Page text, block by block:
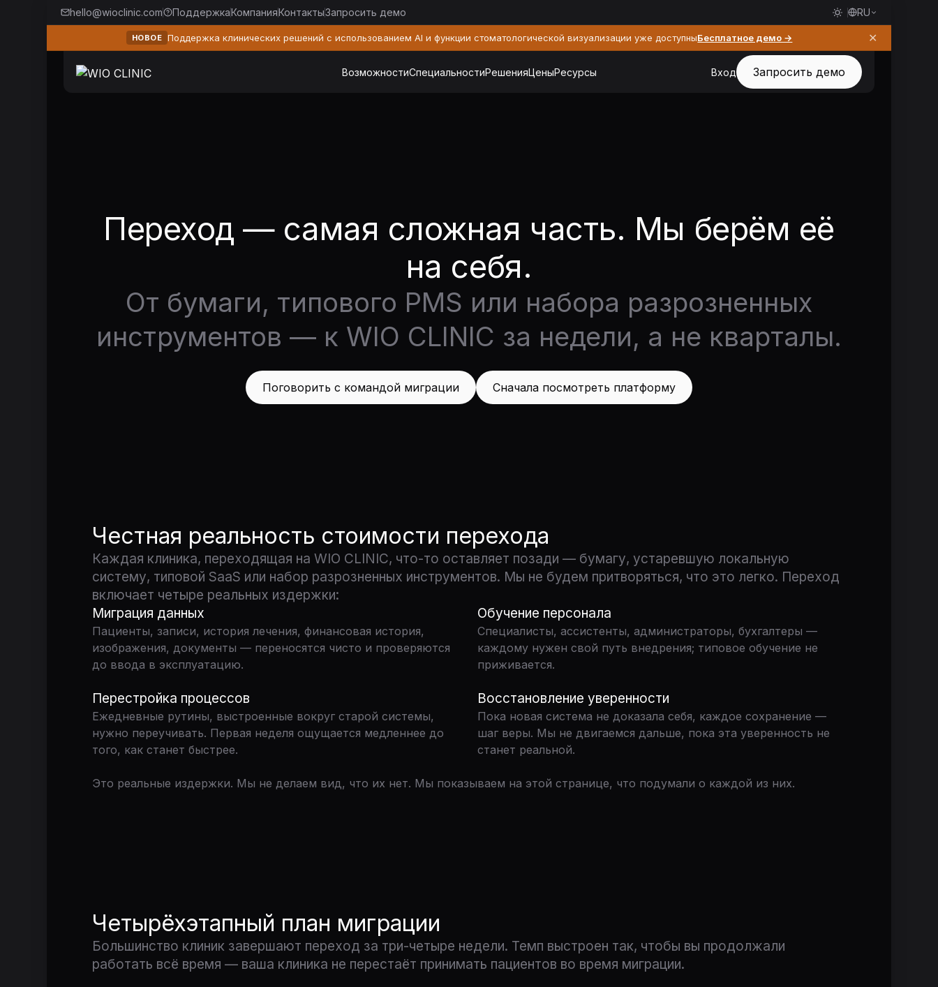
hello@wioclinic.com ПоддержкаКомпанияКонтактыЗапросить демо RU
НОВОЕ Поддержка клинических решений с использованием AI и функции стоматологической визуализации уже доступныБесплатное демо → ✕
ВозможностиСпециальностиРешенияЦеныРесурсы Вход Запросить демо
Переход — самая сложная часть. Мы берём её
на себя.
От бумаги, типового PMS или набора разрозненных
инструментов — к WIO CLINIC за недели, а не кварталы.
Поговорить с командой миграции Сначала посмотреть платформу
Честная реальность стоимости перехода
Каждая клиника, переходящая на WIO CLINIC, что-то оставляет позади — бумагу, устаревшую локальную
систему, типовой SaaS или набор разрозненных инструментов. Мы не будем притворяться, что это легко. Переход
включает четыре реальных издержки:
Миграция данных
Пациенты, записи, история лечения, финансовая история,
изображения, документы — переносятся чисто и проверяются
до ввода в эксплуатацию.
Обучение персонала
Специалисты, ассистенты, администраторы, бухгалтеры —
каждому нужен свой путь внедрения; типовое обучение не
приживается.
Перестройка процессов
Ежедневные рутины, выстроенные вокруг старой системы,
нужно переучивать. Первая неделя ощущается медленнее до
того, как станет быстрее.
Восстановление уверенности
Пока новая система не доказала себя, каждое сохранение —
шаг веры. Мы не двигаемся дальше, пока эта уверенность не
станет реальной.
Это реальные издержки. Мы не делаем вид, что их нет. Мы показываем на этой странице, что подумали о каждой из них.
Четырёхэтапный план миграции
Большинство клиник завершают переход за три-четыре недели. Темп выстроен так, чтобы вы продолжали
работать всё время — ваша клиника не перестаёт принимать пациентов во время миграции.